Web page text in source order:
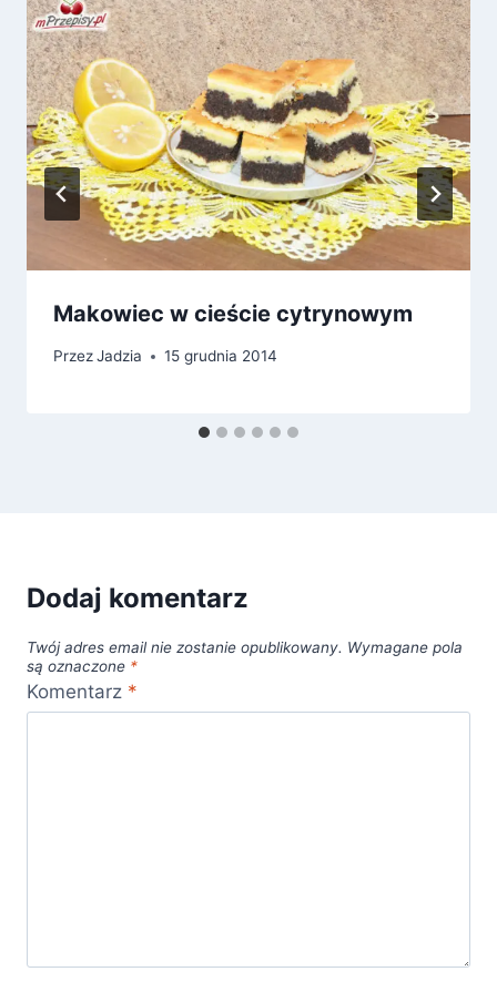
Makowiec w cieście cytrynowym
PrzezJadzia 15 grudnia 2014
Dodaj komentarz
Twój adres email nie zostanie opublikowany. Wymagane pola
są oznaczone *
Komentarz *